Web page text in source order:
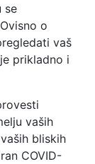
se
o
vaš
prikladno i
vaših
bliskih
COVID-